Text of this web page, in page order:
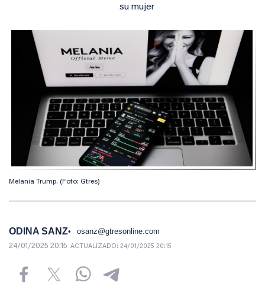
su mujer
Melania Trump. (Foto: Gtres)
ODINA SANZ osanz@gtresonline.com
24/01/2025 20:15 ACTUALIZADO: 24/01/2025 20:15